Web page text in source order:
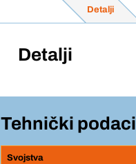
Detalji
Detalji
Tehnički podaci
Svojstva